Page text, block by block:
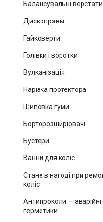
Балансувальні верстати
Дископравы
Гайковерти
Голівки і воротки
Вулканізація
Нарізка протектора
Шиповка гуми
Борторозширювачі
Бустери
Ванни для коліс
Стане в нагоді при
коліс
Антипроколи — аварійні
герметики